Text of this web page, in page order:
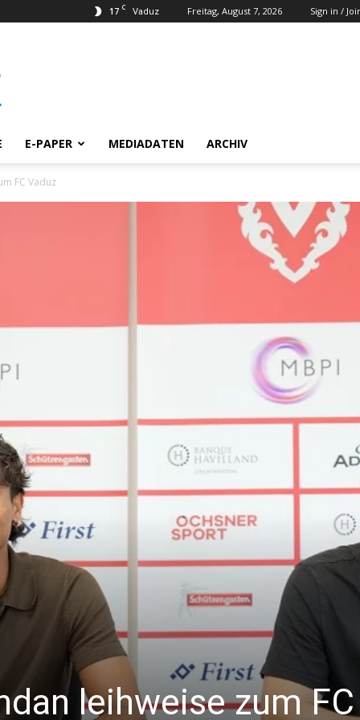
17 C Vaduz Freitag, August 7, 2026 Sign in /
E-PAPER MEDIADATEN ARCHIV
FC Vaduz
leihweise zum FC